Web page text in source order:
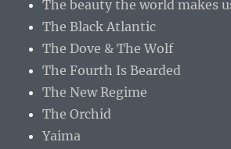
The beauty the world makes
The Black Atlantic
The Dove & The Wolf
The Fourth Is Bearded
The New Regime
The Orchid
Yaima